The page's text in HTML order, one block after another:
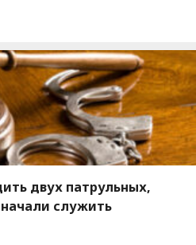
двух патрульных,
служить